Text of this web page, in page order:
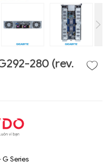
280 (rev.
G Series
AAP1)